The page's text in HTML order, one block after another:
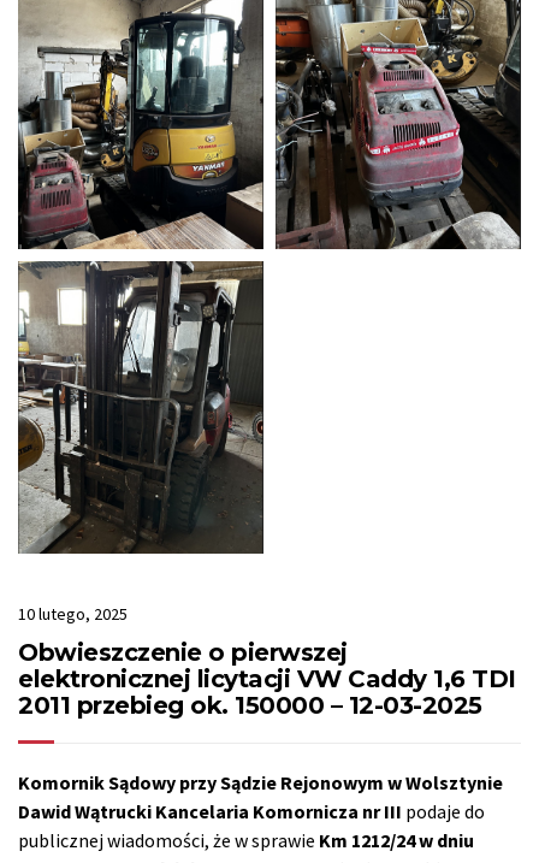
10 lutego, 2025
Obwieszczenie o pierwszej
elektronicznej licytacji VW Caddy 1,6 TDI
2011 przebieg ok. 150000 – 12-03-2025
Komornik Sądowy przy Sądzie Rejonowym w Wolsztynie
Dawid Wątrucki Kancelaria Komornicza nr III podaje do
publicznej wiadomości, że w sprawie Km 1212/24w dniu